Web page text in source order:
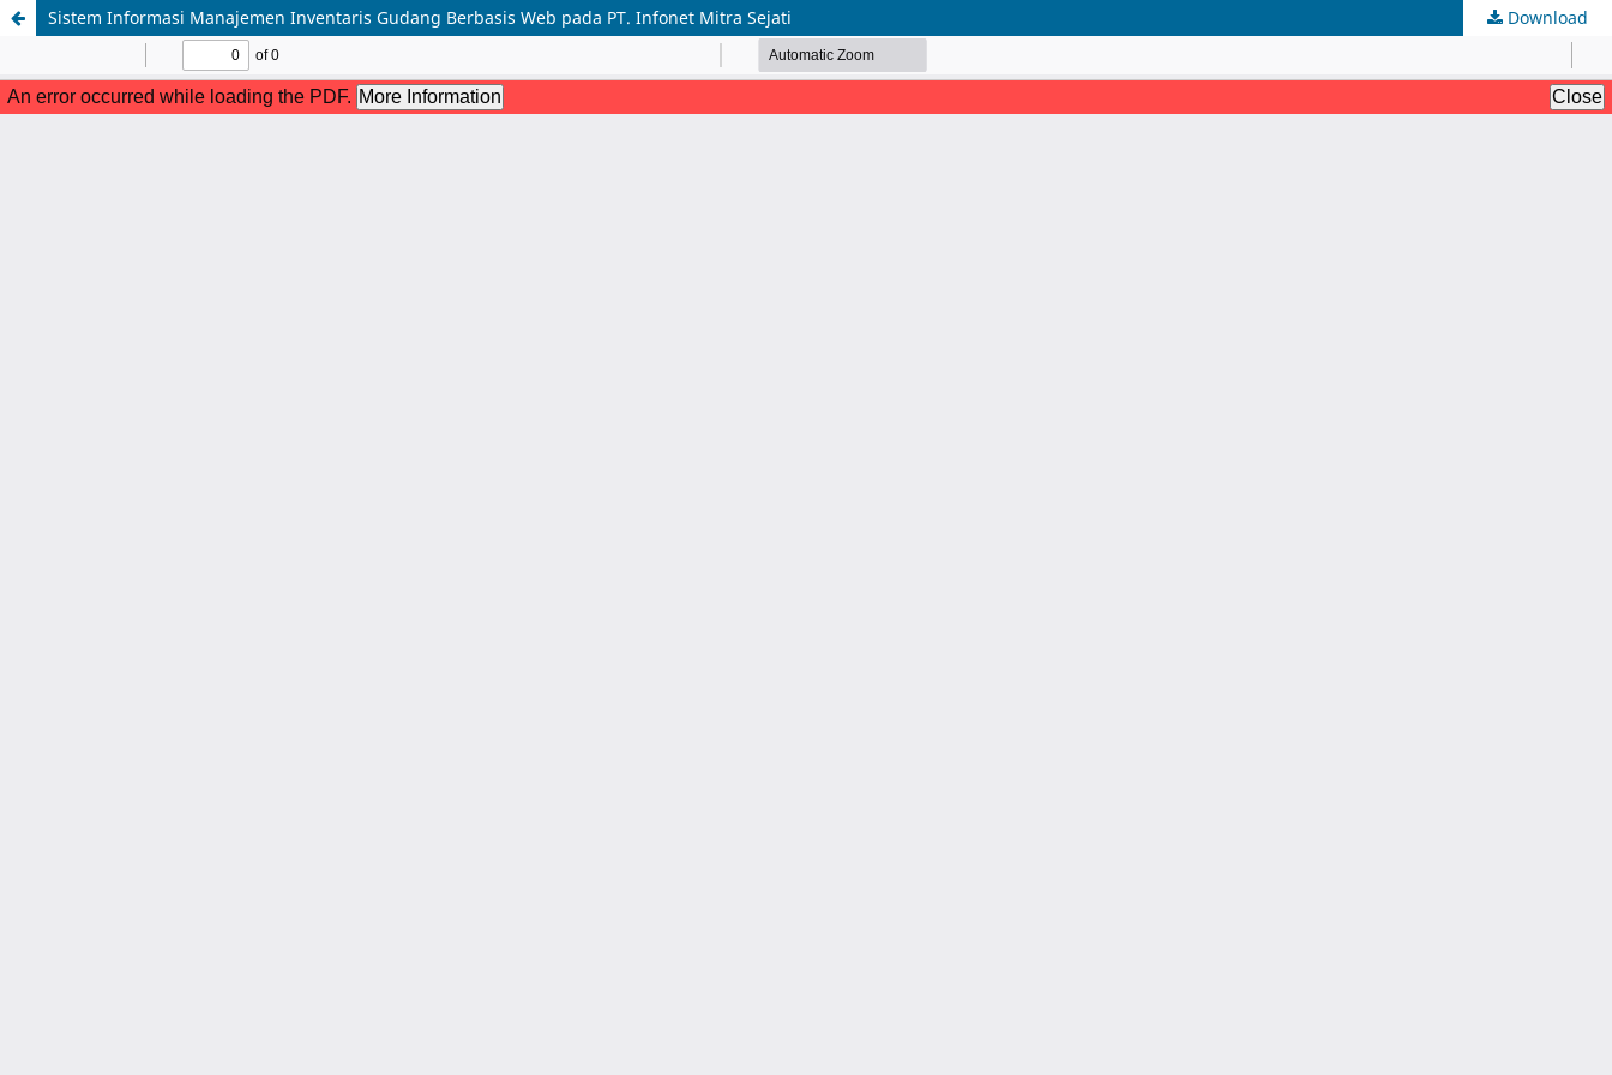
Sistem Informasi Manajemen Inventaris Gudang Berbasis Web pada PT. Infonet Mitra Sejati Download